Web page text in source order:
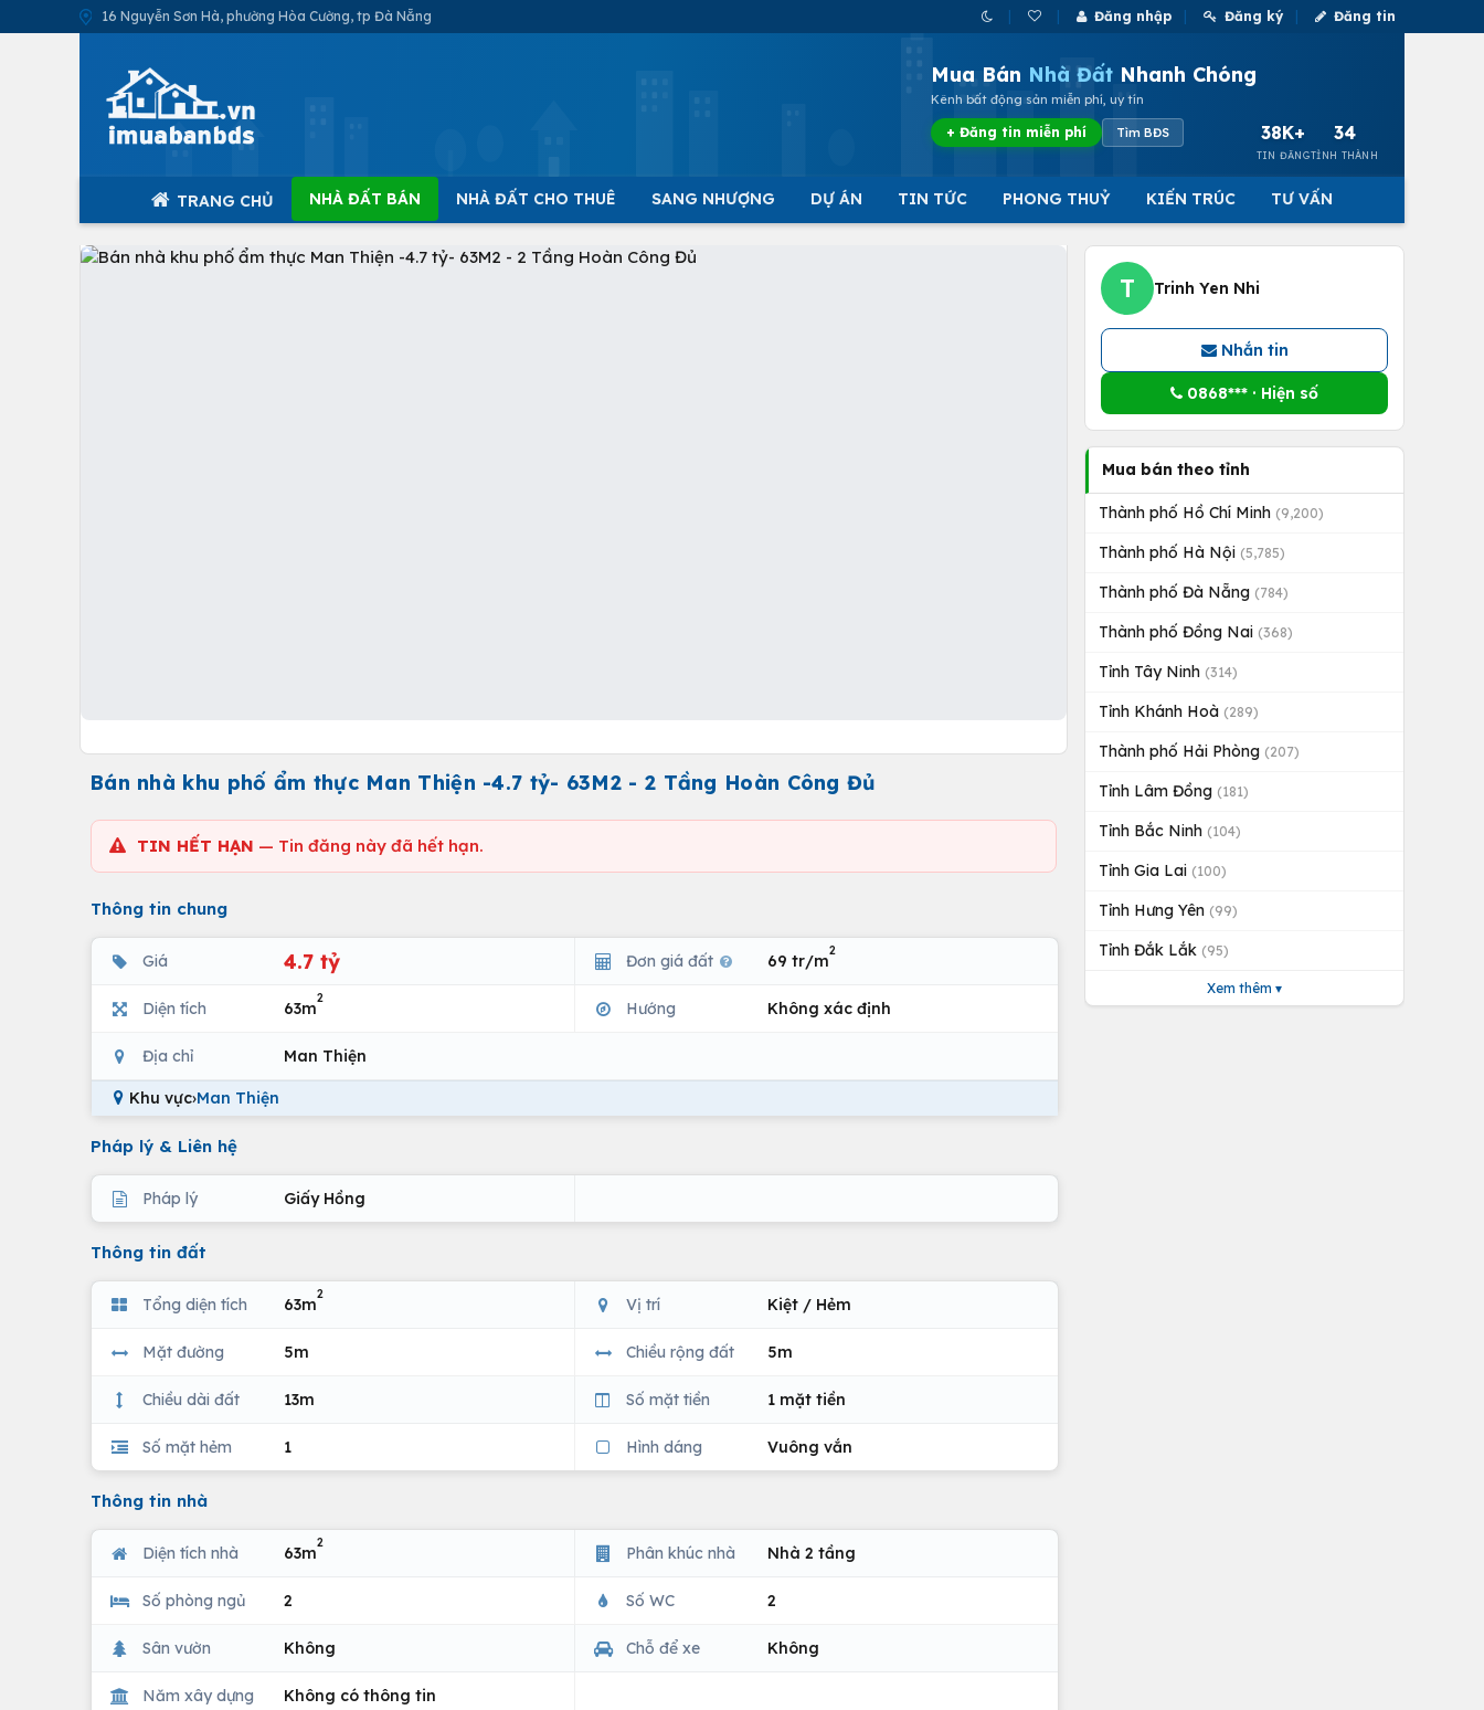
16 Nguyễn Sơn Hà, phường Hòa Cường, tp Đà Nẵng Đăng nhập Đăng ký Đăng tin
Mua Bán Nhà Đất Nhanh Chóng
Kênh bất động sản miễn phí, uy tín
+ Đăng tin miễn phí Tìm BĐS 38K+
TIN ĐĂNG
34
TỈNH THÀNH
TRANG CHỦ NHÀ ĐẤT BÁN NHÀ ĐẤT CHO THUÊ SANG NHƯỢNG DỰ ÁN TIN TỨC PHONG THUỶ KIẾN TRÚC TƯ VẤN
Bán nhà khu phố ẩm thực Man Thiện -4.7 tỷ- 63M2 - 2 Tầng Hoàn Công Đủ
TIN HẾT HẠN — Tin đăng này đã hết hạn.
Thông tin chung
Giá 4.7 tỷ Đơn giá đất 69 tr/m
2
Diện tích 63m
2
Hướng Không xác định
Địa chỉ Man Thiện
Khu vực›Man Thiện
Pháp lý & Liên hệ
Pháp lý Giấy Hồng
Thông tin đất
Tổng diện tích 63m
2
Vị trí Kiệt / Hẻm
Mặt đường 5m Chiều rộng đất 5m
Chiều dài đất 13m Số mặt tiền 1 mặt tiền
Số mặt hẻm 1 Hình dáng Vuông vắn
Thông tin nhà
Diện tích nhà 63m
2
Phân khúc nhà Nhà 2 tầng
Số phòng ngủ 2 Số WC 2
Sân vườn Không Chỗ để xe Không
Năm xây dựng Không có thông tin
T Trinh Yen Nhi
Nhắn tin
0868*** · Hiện số
Mua bán theo tỉnh
Thành phố Hồ Chí Minh (9,200)
Thành phố Hà Nội (5,785)
Thành phố Đà Nẵng (784)
Thành phố Đồng Nai (368)
Tỉnh Tây Ninh (314)
Tỉnh Khánh Hoà (289)
Thành phố Hải Phòng (207)
Tỉnh Lâm Đồng (181)
Tỉnh Bắc Ninh (104)
Tỉnh Gia Lai (100)
Tỉnh Hưng Yên (99)
Tỉnh Đắk Lắk (95)
Xem thêm ▾